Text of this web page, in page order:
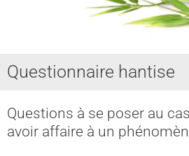
ASTRAL, SPHERES, TERRE
REINCARNATION
CHAKRA - CORPS SUBTILS
Questionnaire hantise
Questions à se poser au
avoir affaire à un